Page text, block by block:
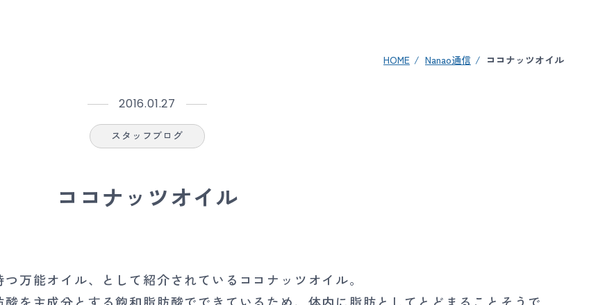
HOME Nanao通信 ココナッツオイル
2016.01.27
スタッフブログ
ココナッツオイル
万能オイル、として紹介されているココナッツオイル。